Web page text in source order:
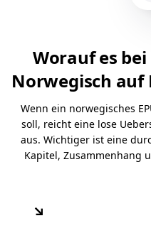
Worauf es bei
Norwegisch auf
Wenn ein norwegisches
soll, reicht eine lose
aus. Wichtiger ist eine
Kapitel, Zusammenhang
↘